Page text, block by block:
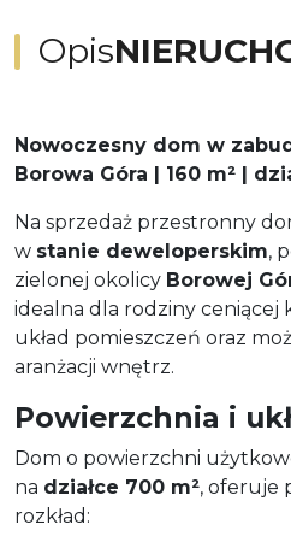
Opis
Nowoczesny dom w
Borowa Góra | 160 m² |
Na sprzedaż przestronny
w stanie deweloperskim,
zielonej okolicy Borowej
idealna dla rodziny
układ pomieszczeń oraz
aranżacji wnętrz.
Powierzchnia i
Dom o powierzchni
na działce 700 m², oferuje
rozkład: